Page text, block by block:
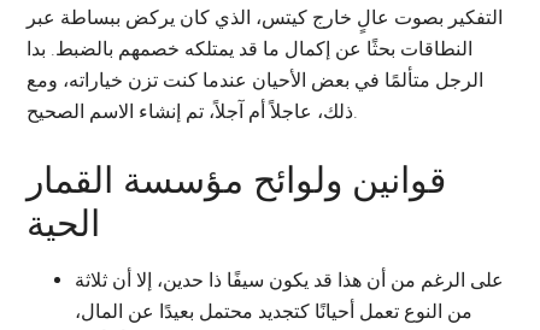
التفكير بصوت عالٍ خارج كيتس، الذي كان يركض ببساطة عبر
النطاقات بحثًا عن إكمال ما قد يمتلكه خصمهم بالضبط. بدا
الرجل متألمًا في بعض الأحيان عندما كنت تزن خياراته، ومع
ذلك، عاجلاً أم آجلاً، تم إنشاء الاسم الصحيح.
قوانين ولوائح مؤسسة القمار
الحية
على الرغم من أن هذا قد يكون سيفًا ذا حدين، إلا أن ثلاثة
من النوع تعمل أحيانًا كتجديد محتمل بعيدًا عن المال،